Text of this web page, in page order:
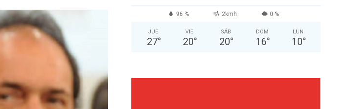
96 % 2kmh 0 %
JUE
27°
VIE
20°
SÁB
20°
DOM
16°
LUN
10°